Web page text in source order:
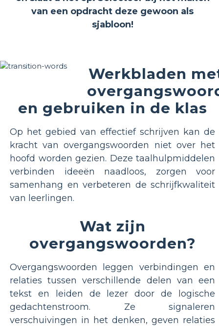
van een opdracht deze gewoon als
sjabloon!
Werkbladen
en gebruiken in de klas
Op het gebied van effectief schrijven kan de
kracht van overgangswoorden niet over het
hoofd worden gezien. Deze taalhulpmiddelen
verbinden ideeën naadloos, zorgen voor
samenhang en verbeteren de schrijfkwaliteit
van leerlingen.
Wat zijn
overgangswoorden?
Overgangswoorden leggen verbindingen en
relaties tussen verschillende delen van een
tekst en leiden de lezer door de logische
gedachtenstroom. Ze signaleren
verschuivingen in het denken, geven relaties